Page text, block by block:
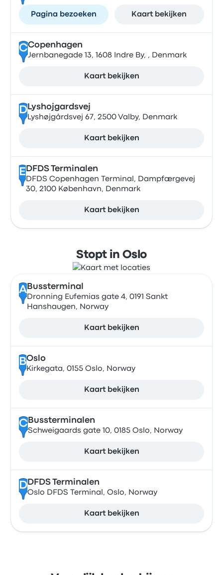
Pagina bezoeken Kaart bekijken
CCopenhagen
Jernbanegade 13, 1608 Indre By, , Denmark
Kaart bekijken
DLyshojgardsvej
Lyshøjgårdsvej 67, 2500 Valby, Denmark
Kaart bekijken
E DFDS Terminalen
DFDS Copenhagen Terminal, Dampfærgevej
30, 2100 København, Denmark
Kaart bekijken
Stopt in Oslo
A Bussterminal
Dronning Eufemias gate 4, 0191 Sankt
Hanshaugen, Norway
Kaart bekijken
BOslo
Kirkegata, 0155 Oslo, Norway
Kaart bekijken
CBussterminalen
Schweigaards gate 10, 0185 Oslo, Norway
Kaart bekijken
DDFDS Terminalen
Oslo DFDS Terminal, Oslo, Norway
Kaart bekijken